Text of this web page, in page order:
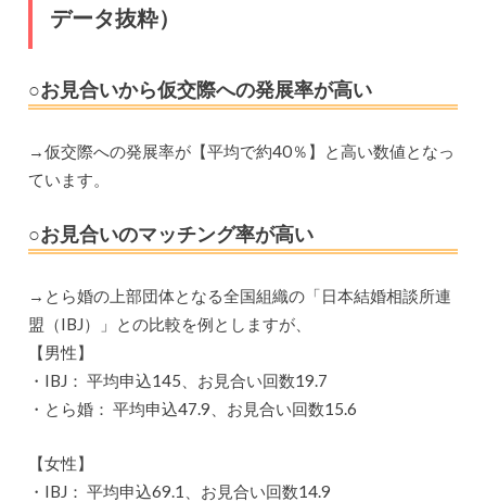
データ抜粋）
○お見合いから仮交際への発展率が高い
→仮交際への発展率が【平均で約40％】と高い数値となっ
ています。
○お見合いのマッチング率が高い
→とら婚の上部団体となる全国組織の「日本結婚相談所連
盟（IBJ）」との比較を例としますが、
【男性】
・IBJ： 平均申込145、お見合い回数19.7
・とら婚： 平均申込47.9、お見合い回数15.6
【女性】
・IBJ： 平均申込69.1、お見合い回数14.9